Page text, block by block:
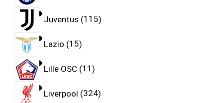
Juventus 115
Lazio 15
Lille OSC 11
Liverpool 324